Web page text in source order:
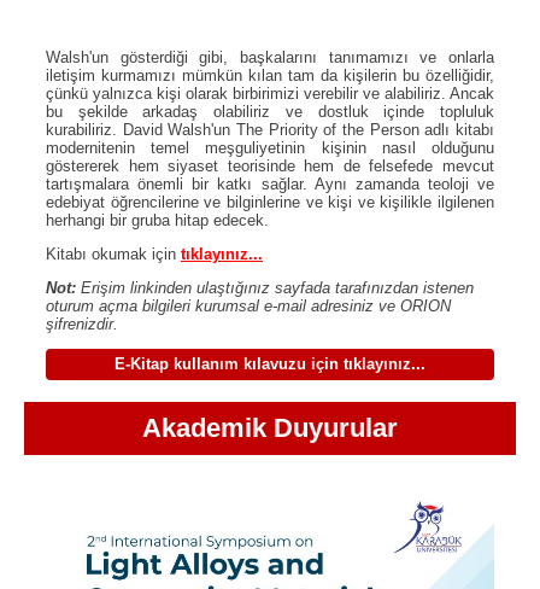
Walsh'un gösterdiği gibi, başkalarını tanımamızı ve onlarla
iletişim kurmamızı mümkün kılan tam da kişilerin bu özelliğidir,
çünkü yalnızca kişi olarak birbirimizi verebilir ve alabiliriz. Ancak
bu şekilde arkadaş olabiliriz ve dostluk içinde topluluk
kurabiliriz. David Walsh'un The Priority of the Person adlı kitabı
modernitenin temel meşguliyetinin kişinin nasıl olduğunu
göstererek hem siyaset teorisinde hem de felsefede mevcut
tartışmalara önemli bir katkı sağlar. Aynı zamanda teoloji ve
edebiyat öğrencilerine ve bilginlerine ve kişi ve kişilikle ilgilenen
herhangi bir gruba hitap edecek.
Kitabı okumak için tıklayınız...
Not: Erişim linkinden ulaştığınız sayfada tarafınızdan istenen
oturum açma bilgileri kurumsal e-mail adresiniz ve ORION
şifrenizdir.
E-Kitap kullanım kılavuzu için tıklayınız...
Akademik Duyurular